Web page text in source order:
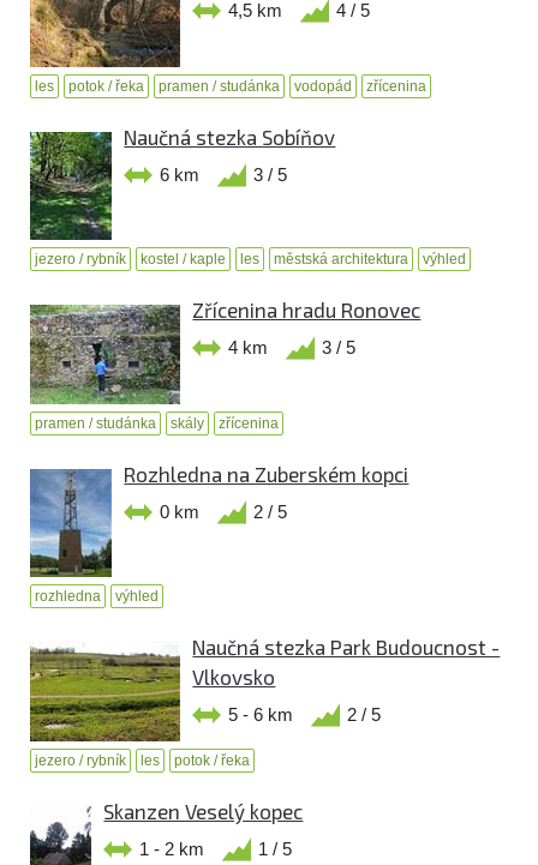
4,5 km 4 / 5
les potok / řeka pramen / studánka vodopád zřícenina
Naučná stezka Sobíňov
6 km 3 / 5
jezero / rybník kostel / kaple les městská architektura výhled
Zřícenina hradu Ronovec
4 km 3 / 5
pramen / studánka skály zřícenina
Rozhledna na Zuberském kopci
0 km 2 / 5
rozhledna výhled
Naučná stezka Park Budoucnost -
Vlkovsko
5 - 6 km 2 / 5
jezero / rybník les potok / řeka
Skanzen Veselý kopec
1 - 2 km 1 / 5